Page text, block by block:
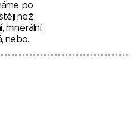
po
než
minerální,
nebo…